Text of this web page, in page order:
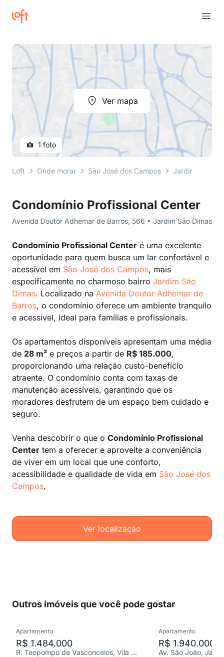
Condomínio Profissional Center
Avenida Doutor Adhemar de Barros, 566 • Jardim São Dimas
Condomínio Profissional Center é uma excelente
oportunidade para quem busca um lar confortável e
acessível em São José dos Campos, mais
especificamente no charmoso bairro Jardim São
Dimas. Localizado na Avenida Doutor Adhemar de
Barros, o condomínio oferece um ambiente tranquilo
e acessível, ideal para famílias e profissionais.
Os apartamentos disponíveis apresentam uma média
de 28 m² e preços a partir de R$ 185.000,
proporcionando uma relação custo-benefício
atraente. O condomínio conta com taxas de
manutenção acessíveis, garantindo que os
moradores desfrutem de um espaço bem cuidado e
seguro.
Venha descobrir o que o Condomínio Profissional
Center tem a oferecer e aproveite a conveniência
de viver em um local que une conforto,
acessibilidade e qualidade de vida em São José dos
Campos.
Ver localização
Ver mapa
1 foto
Loft Onde morar São José dos Campos Jardim São
Outros imóveis que você pode gostar
Apartamento
R$ 1.484.000
R. Teopompo de Vasconcelos, Vila Adyana
Apartamento
R$ 1.940.000
Av. São João,